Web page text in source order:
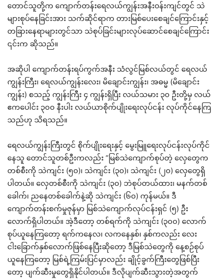
တောင်သူတို့က ကျောက်တန်းရေလယ်ကျွန်းအနီးဝန်းကျင်တွင် သဲ
များစုပ်နေခြင်းအား သက်ဆိုင်ရာက တားမြစ်ပေးစေချင်ကြောင်းနှင့်
တခြားနေရာများတွင်သာ သဲစုပ်ခြင်းများလုပ်ဆောင်စေချင်ကြောင်း
၎င်းက ဆိုသည်။
အဆိုပါ ကျောက်တန်းရပ်ကွက်အနီး သံလွင်မြစ်လယ်တွင် ရေလယ်
ကျွန်းကြီး၊ ရေလယ်ကျွန်းလေး၊ မိချောင်းကျွန်း၊ အဓမ္မ (မိချောင်း
ကျွန်း) စသည့် ကျွန်းကြီး ၄ ကျွန်းရှိပြီး လယ်သမား ၃၀ ဦးတို့မှ လယ်
ဧကပေါင်း ၃၀၀ နီးပါး လယ်ယာစိုက်ပျိုးရေးလုပ်ငန်း လုပ်ကိုင်နေကြ
သည်ဟု သိရသည်။
ရေလယ်ကျွန်းကြီးတွင် စိုက်ပျိုးရေးနှင့် မွေးမြူရေးလုပ်ငန်းလုပ်ကိုင်
နေသူ တောင်သူတစ်ဦးကလည်း “မြစ်သဲကျောက်စုပ်တဲ့ လှေတွေက
တစ်စီးကို သဲကျင်း (၅၀)၊ သဲကျင်း (၃၀)၊ သဲကျင်း (၂၀) လှေတွေရှိ
ပါတယ်။ လှေတစ်စီးကို သဲကျင်း (၃၀) ဘဲစုပ်တယ်ထား၊ မနက်တစ်
ခေါက်၊ ညနေတစ်ခေါက်နဲ့ဆို သဲကျင်း (၆၀) ကုန်မယ်။ ဒီ
ကျောက်တန်းစက်မှုဇုန်မှာ မြစ်သဲကျောက်လုပ်ငန်းရှင် (၅) ဦး
လောက်ရှိပါတယ်။ အဲ့ဒီတော့ တစ်ရက်ကို သဲကျင်း (၃၀၀) လောက်
စုပ်ယူနေကြတော့ ရက်ကနေလ၊ လကနေနှစ်၊ နှစ်ကလည်း လေး
ငါးခြောက်နှစ်လောက်ဖြစ်နေပြီးဆိုတော့ ဒီမြစ်သဲတွေကို နေ့စဉ်စုပ်
ယူနေကြတော့ မြစ်ရဲ့ကြမ်းပြင်မှာလည်း ချိုင့်ခွက်ကြီးတွေဖြစ်ပြီး
တော့ ပျက်ဆီးမှုတွေရှိနိုင်ပါတယ်။ ဒီလိုပျက်ဆီးသွားတဲ့အတွက်